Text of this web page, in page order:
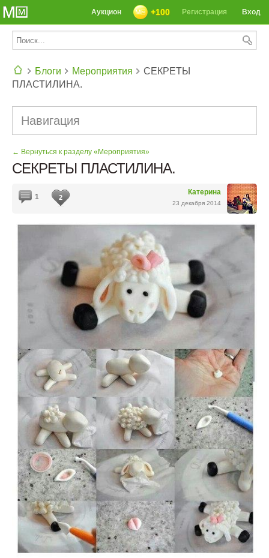
Вход
Регистрация
+100
Аукцион
Блоги Мероприятия
СЕКРЕТЫ
ПЛАСТИЛИНА.
Навигация
← Вернуться к разделу «Мероприятия»
СЕКРЕТЫ ПЛАСТИЛИНА.
Катерина
23 декабря 2014
1 2